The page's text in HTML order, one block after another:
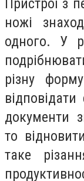
Пристрої з
ножі
одного. У
різну
документи
то
таке